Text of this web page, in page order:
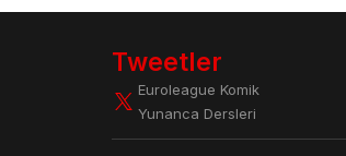
Tweetler
Euroleague Komik
Yunanca Dersleri